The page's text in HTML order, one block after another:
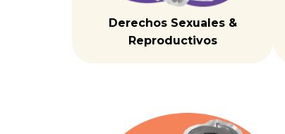
Derechos Sexuales &
Reproductivos